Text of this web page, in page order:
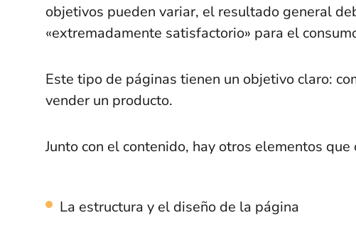
objetivos pueden variar, el resultado general
«extremadamente satisfactorio» para el
Este tipo de páginas tienen un objetivo claro:
vender un producto.
Junto con el contenido, hay otros elementos
La estructura y el diseño de la página